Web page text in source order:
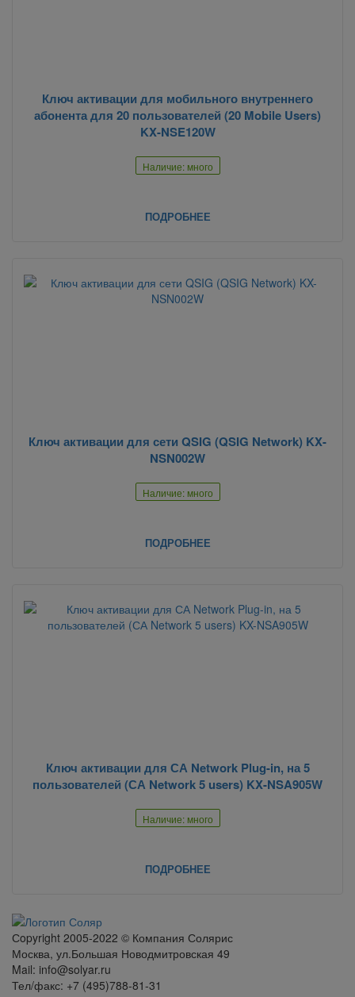
Ключ активации для мобильного внутреннего
абонента для 20 пользователей (20 Mobile Users)
KX-NSE120W
Наличие: много
ПОДРОБНЕЕ
Ключ активации для сети QSIG (QSIG Network) KX-
NSN002W
Наличие: много
ПОДРОБНЕЕ
Ключ активации для СА Network Plug-in, на 5
пользователей (СА Network 5 users) KX-NSA905W
Наличие: много
ПОДРОБНЕЕ
Сopyright 2005-2022 © Компания Солярис
Москва, ул.Большая Новодмитровская 49
Mail: info@solyar.ru
Тел/факс: +7 (495)788-81-31